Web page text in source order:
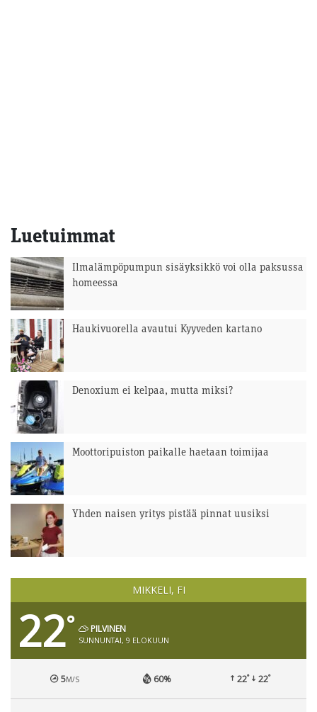
Luetuimmat
Ilmalämpöpumpun sisäyksikkö voi olla paksussa
homeessa
Haukivuorella avautui Kyyveden kartano
Denoxium ei kelpaa, mutta miksi?
Moottoripuiston paikalle haetaan toimijaa
Yhden naisen yritys pistää pinnat uusiksi
MIKKELI, FI
22° PILVINEN
SUNNUNTAI, 9 ELOKUUN
5M/S 60% 22° 22°